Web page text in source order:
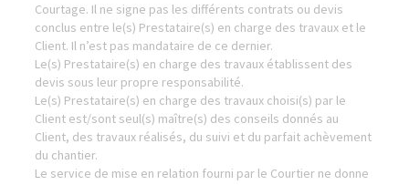
Courtage. Il ne signe pas les différents contrats ou devis
conclus entre le(s) Prestataire(s) en charge des travaux et le
Client. Il n’est pas mandataire de ce dernier.
Le(s) Prestataire(s) en charge des travaux établissent des
devis sous leur propre responsabilité.
Le(s) Prestataire(s) en charge des travaux choisi(s) par le
Client est/sont seul(s) maître(s) des conseils donnés au
Client, des travaux réalisés, du suivi et du parfait achèvement
du chantier.
Le service de mise en relation fourni par le Courtier ne donne